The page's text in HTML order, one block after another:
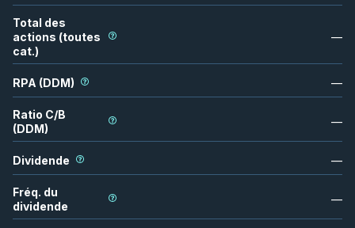
Total des
actions (toutes
cat.)
—
RPA (DDM) —
Ratio C/B
(DDM)
—
Dividende —
Fréq. du
dividende
—